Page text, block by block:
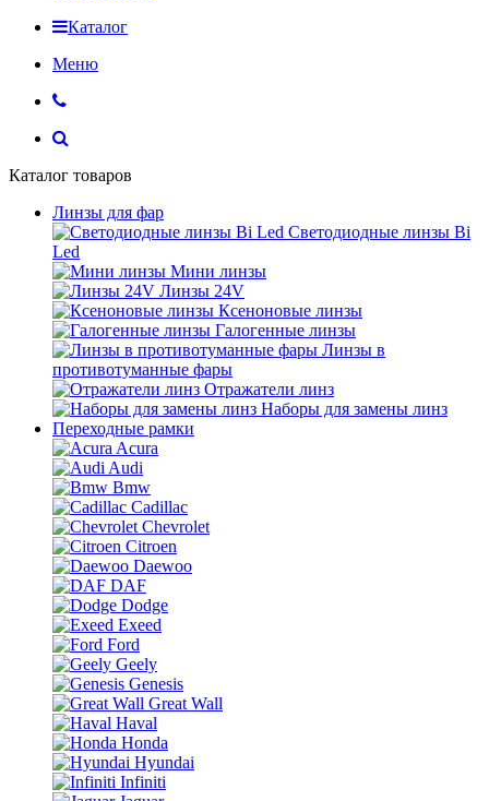
Каталог
Меню
Каталог товаров
Линзы для фар
Светодиодные линзы Bi
Led
Мини линзы
Линзы 24V
Ксеноновые линзы
Галогенные линзы
Линзы в
противотуманные фары
Отражатели линз
Наборы для замены линз
Переходные рамки
Acura
Audi
Bmw
Cadillac
Chevrolet
Citroen
Daewoo
DAF
Dodge
Exeed
Ford
Geely
Genesis
Great Wall
Haval
Honda
Hyundai
Infiniti